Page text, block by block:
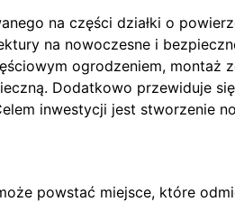
na części działki o
na nowoczesne i
ogrodzeniem, montaż
Dodatkowo przewiduje
inwestycji jest stworzenie
powstać miejsce, które